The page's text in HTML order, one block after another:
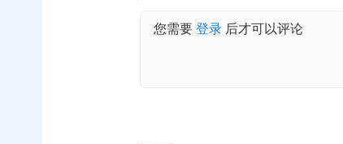
您需要 登录 后才可以评论